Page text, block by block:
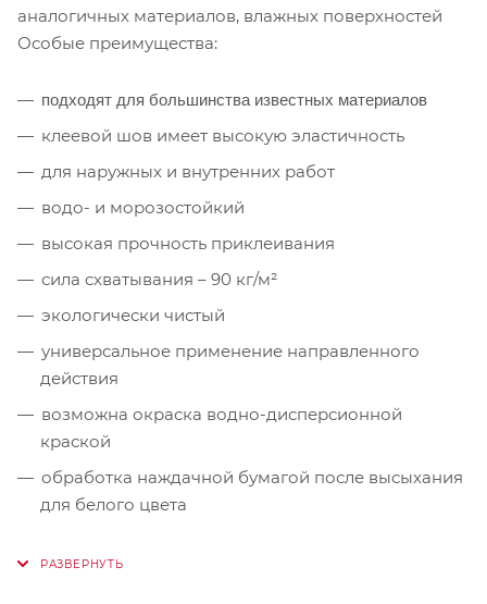
аналогичных материалов, влажных поверхностей
Особые преимущества:
подходят для большинства известных материалов
клеевой шов имеет высокую эластичность
для наружных и внутренних работ
водо- и морозостойкий
высокая прочность приклеивания
сила схватывания – 90 кг/м²
экологически чистый
универсальное применение направленного
действия
возможна окраска водно-дисперсионной
краской
​обработка наждачной бумагой после высыхания
для белого цвета